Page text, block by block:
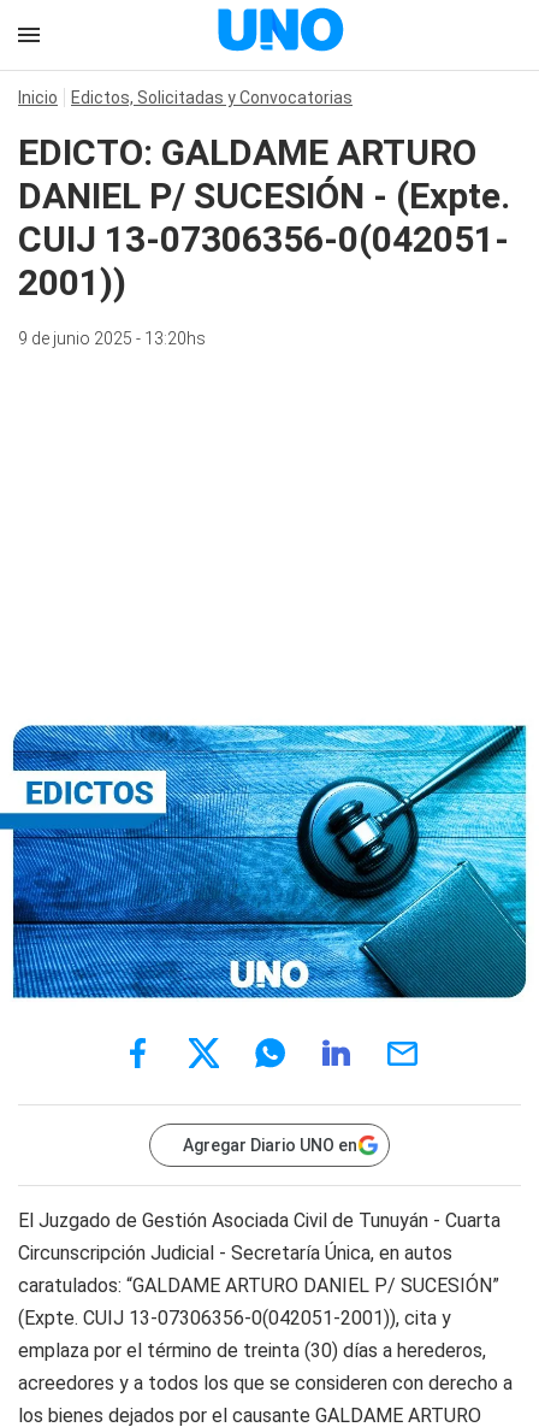
Inicio Edictos, Solicitadas y Convocatorias
EDICTO: GALDAME ARTURO
DANIEL P/ SUCESIÓN - (Expte.
CUIJ 13-07306356-0(042051-
2001))
9 de junio 2025 - 13:20hs
Agregar Diario UNO en
El Juzgado de Gestión Asociada Civil de Tunuyán - Cuarta
Circunscripción Judicial - Secretaría Única, en autos
caratulados: “GALDAME ARTURO DANIEL P/ SUCESIÓN”
(Expte. CUIJ 13-07306356-0(042051-2001)), cita y
emplaza por el término de treinta (30) días a herederos,
acreedores y a todos los que se consideren con derecho a
los bienes dejados por el causante GALDAME ARTURO